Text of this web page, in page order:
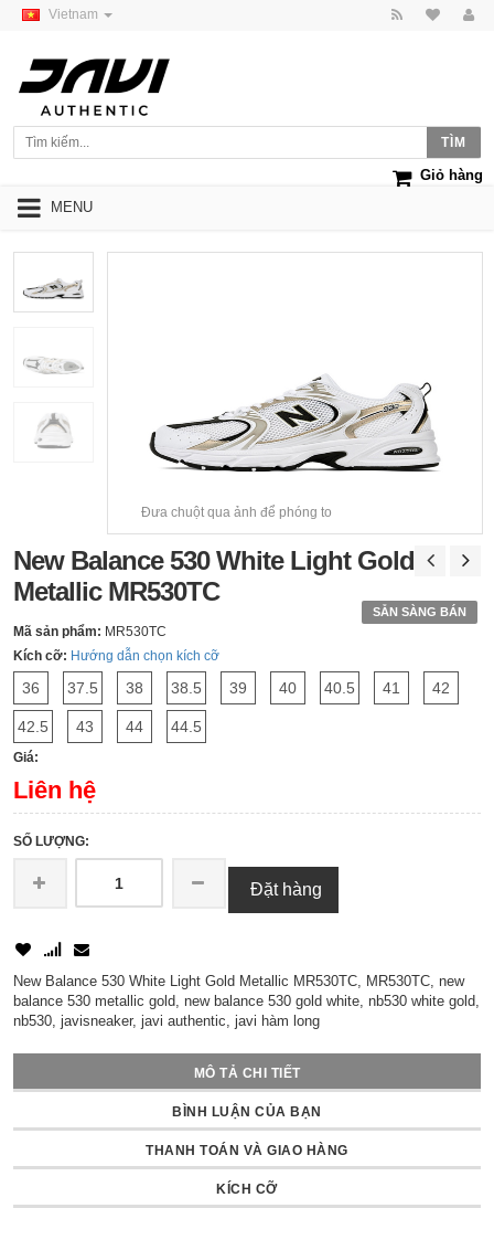
Vietnam
Giỏ hàng
MENU
Đưa chuột qua ảnh để phóng to
New Balance 530 White Light Gold
Metallic MR530TC
SẴN SÀNG BÁN
Mã sản phẩm: MR530TC
Kích cỡ: Hướng dẫn chọn kích cỡ
36 37.5 38 38.5 39 40 40.5 41 42
42.5 43 44 44.5
Giá:
Liên hệ
SỐ LƯỢNG:
Đặt hàng
New Balance 530 White Light Gold Metallic MR530TC, MR530TC, new
balance 530 metallic gold, new balance 530 gold white, nb530 white gold,
nb530, javisneaker, javi authentic, javi hàm long
MÔ TẢ CHI TIẾT
BÌNH LUẬN CỦA BẠN
THANH TOÁN VÀ GIAO HÀNG
KÍCH CỠ